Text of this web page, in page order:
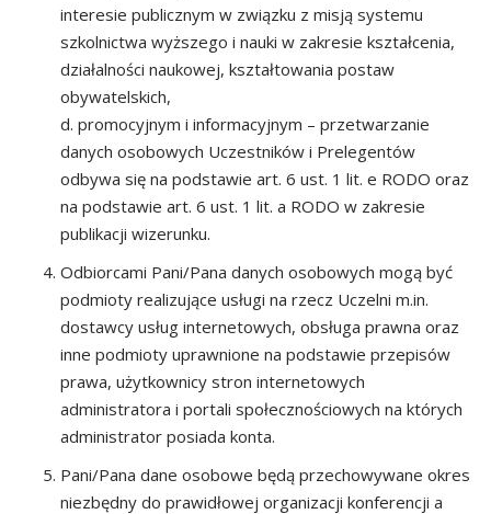
interesie publicznym w związku z misją systemu
szkolnictwa wyższego i nauki w zakresie kształcenia,
działalności naukowej, kształtowania postaw
obywatelskich,
d. promocyjnym i informacyjnym – przetwarzanie
danych osobowych Uczestników i Prelegentów
odbywa się na podstawie art. 6 ust. 1 lit. e RODO oraz
na podstawie art. 6 ust. 1 lit. a RODO w zakresie
publikacji wizerunku.
Odbiorcami Pani/Pana danych osobowych mogą być
podmioty realizujące usługi na rzecz Uczelni m.in.
dostawcy usług internetowych, obsługa prawna oraz
inne podmioty uprawnione na podstawie przepisów
prawa, użytkownicy stron internetowych
administratora i portali społecznościowych na których
administrator posiada konta.
Pani/Pana dane osobowe będą przechowywane okres
niezbędny do prawidłowej organizacji konferencji a